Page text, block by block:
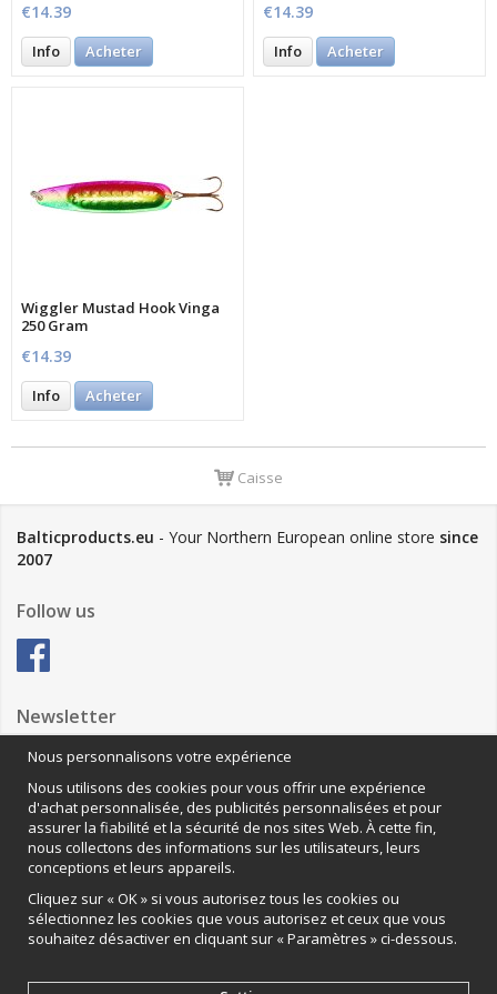
€14.39
Info Acheter
€14.39
Info Acheter
Wiggler Mustad Hook Vinga
250 Gram
€14.39
Info Acheter
Caisse
Balticproducts.eu - Your Northern European online store since
2007
Follow us
Newsletter
Anmäl mig
Nous contacter
VAMOS Commerce AB
Organisationsnummer: 559502-0453
Nous personnalisons votre expérience
Nous utilisons des cookies pour vous offrir une expérience
d'achat personnalisée, des publicités personnalisées et pour
assurer la fiabilité et la sécurité de nos sites Web. À cette fin,
nous collectons des informations sur les utilisateurs, leurs
conceptions et leurs appareils.
Cliquez sur « OK » si vous autorisez tous les cookies ou
sélectionnez les cookies que vous autorisez et ceux que vous
souhaitez désactiver en cliquant sur « Paramètres » ci-dessous.